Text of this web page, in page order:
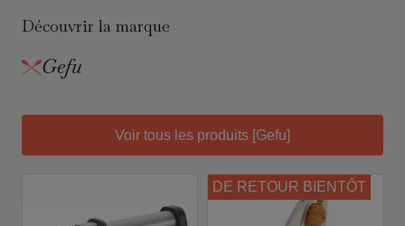
Découvrir la marque
Gefu
Voir tous les produits [Gefu]
DE RETOUR BIENTÔT